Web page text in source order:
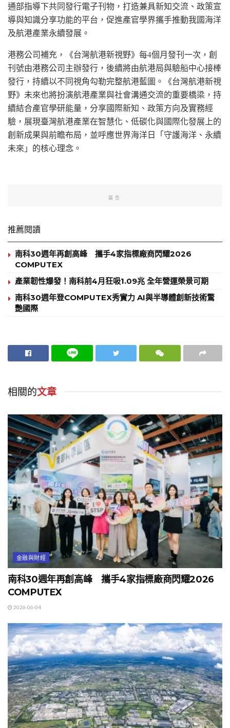
通部指導下共同發行電子刊物，打造兼具新知交流、政策宣
導與知識分享功能的平台，促進產官學界攜手推動我國海洋
及航港產業永續發展。
港務公司補充，《台灣航港新視野》每4個月發刊一次，創
刊號由港務公司主辦發行，後續將由航港局與驗船中心接棒
發行，持續以不同視角勾勒完整航港藍圖。《台灣航港新視
野》未來也將扮演航港產業與社會溝通交流的重要橋梁，持
續結合產官學研能量，分享國際新知、政策方向及實務經
驗，展現臺灣航港產業在智慧化、低碳化與國際化發展上的
創新成果與前瞻布局，並呼應世界海洋日「守護海洋、永續
未來」的核心理念。
廣告
推薦閱讀
南科30週年再創高峰 攜手4家指標廠商閃耀2026
COMPUTEX
產業韌性爆發！南科前4月狂吸1.09兆 全年營運榮景可期
南科30週年登COMPUTEX秀實力 AI與半導體創新技術驚
艷國際
相關的文章
金融與財經
南科30週年再創高峰 攜手4家指標廠商閃耀2026
COMPUTEX
2026-06-04